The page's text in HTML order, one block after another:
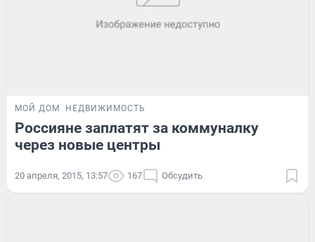
МОЙ ДОМ НЕДВИЖИМОСТЬ
Россияне заплатят за коммуналку
через новые центры
20 апреля, 2015, 13:57 167 Обсудить